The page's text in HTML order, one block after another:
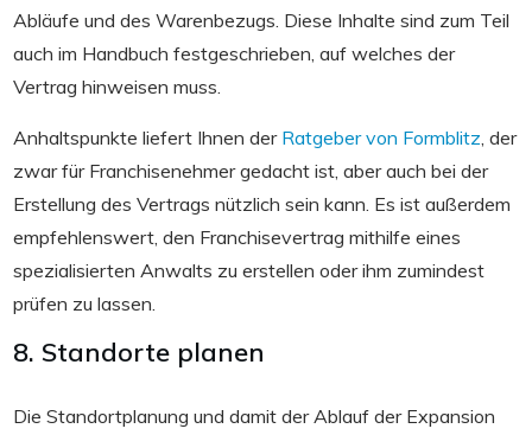
Abläufe und des Warenbezugs. Diese Inhalte sind zum Teil
auch im Handbuch festgeschrieben, auf welches der
Vertrag hinweisen muss.
Anhaltspunkte liefert Ihnen der Ratgeber von Formblitz , der
zwar für Franchisenehmer gedacht ist, aber auch bei der
Erstellung des Vertrags nützlich sein kann. Es ist außerdem
empfehlenswert, den Franchisevertrag mithilfe eines
spezialisierten Anwalts zu erstellen oder ihm zumindest
prüfen zu lassen.
8. Standorte planen
Die Standortplanung und damit der Ablauf der Expansion